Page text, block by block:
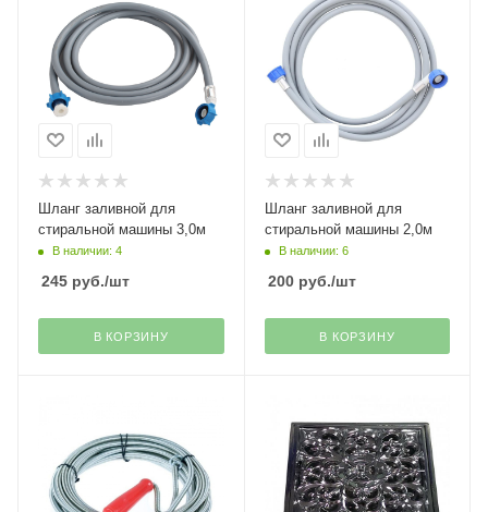
Шланг заливной для
стиральной машины 3,0м
В наличии: 4
245 руб./шт
В КОРЗИНУ
Шланг заливной для
стиральной машины 2,0м
В наличии: 6
200руб./шт
В КОРЗИНУ